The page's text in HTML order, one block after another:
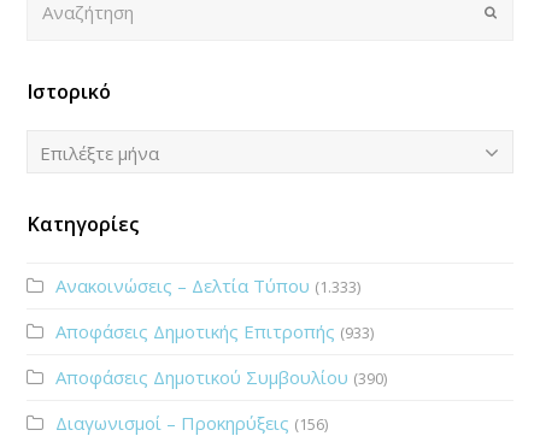
Submit
Ιστορικό
Ιστορικό
Επιλέξτε μήνα
Κατηγορίες
Ανακοινώσεις – Δελτία Τύπου (1.333)
Αποφάσεις Δημοτικής Επιτροπής (933)
Αποφάσεις Δημοτικού Συμβουλίου (390)
Διαγωνισμοί – Προκηρύξεις (156)